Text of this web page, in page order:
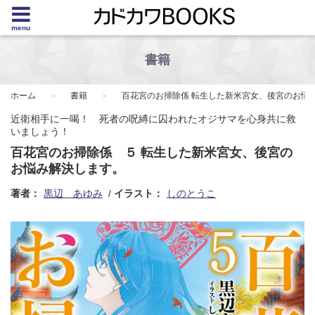
menu
書籍
ホーム 書籍 百花宮のお掃除係 転生した新米宮女、後宮のお悩
近衛相手に一喝！ 死者の呪縛に囚われたオジサマを心身共に救
いましょう！
百花宮のお掃除係 ５ 転生した新米宮女、後宮の
お悩み解決します。
著者： 黒辺 あゆみ イラスト： しのとうこ